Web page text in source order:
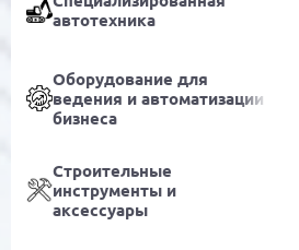
автотехника
Оборудование для
ведения и автоматизации
бизнеса
Строительные
инструменты и
аксессуары